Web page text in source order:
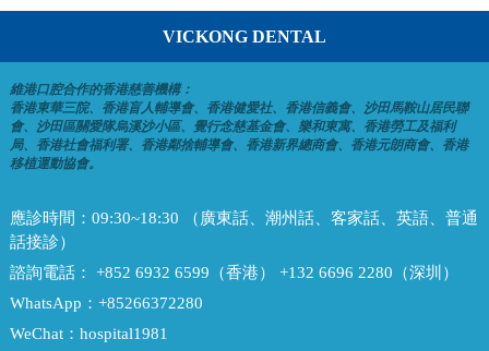
VICKONG DENTAL
維港口腔合作的香港慈善機構：
香港東華三院、香港盲人輔導會、香港健愛社、香港信義會、沙田馬鞍山居民聯
會、沙田區關愛隊烏溪沙小區、覺行念慈基金會、樂和東寓、香港勞工及福利
局、香港社會福利署、香港鄰捨輔導會、香港新界總商會、香港元朗商會、香港
移植運動協會。
應診時間： 09:30~18:30 （廣東話、潮州話、客家話、英語、普通
話接診）
諮詢電話： +852 6932 6599（香港） +132 6696 2280（深圳）
WhatsApp： +85266372280
WeChat： hospital1981